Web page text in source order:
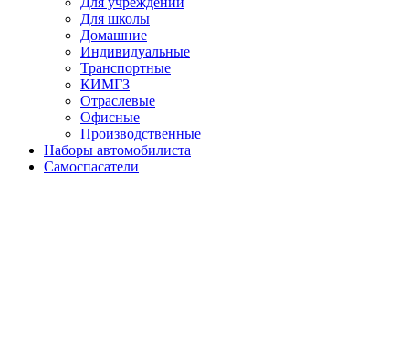
Для школы
Домашние
Индивидуальные
Транспортные
КИМГЗ
Отраслевые
Офисные
Производственные
Наборы автомобилиста
Самоспасатели